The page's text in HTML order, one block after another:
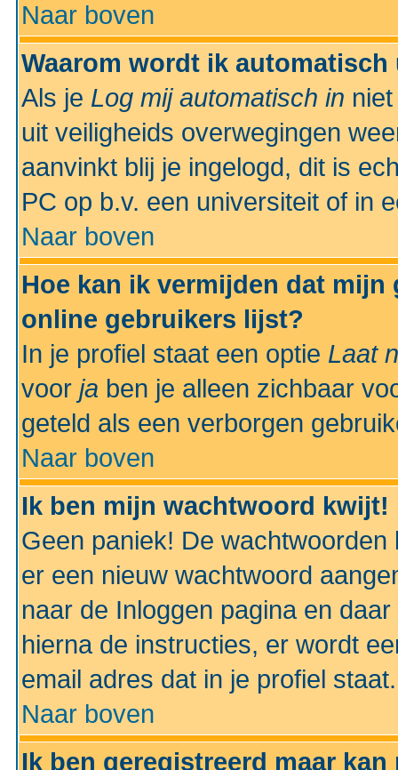
Naar boven
Waarom wordt ik
Als je Log mij automatisch in
uit veiligheids overwegingen
aanvinkt blij je ingelogd, dit is
PC op b.v. een universiteit of in
Naar boven
Hoe kan ik vermijden dat
online gebruikers lijst?
In je profiel staat een optie Laat
voor ja ben je alleen zichbaar
geteld als een verborgen
Naar boven
Ik ben mijn wachtwoord kwijt!
Geen paniek! De
er een nieuw wachtwoord
naar de Inloggen pagina en
hierna de instructies, er wordt
email adres dat in je profiel staat.
Naar boven
Ik ben geregistreerd maar